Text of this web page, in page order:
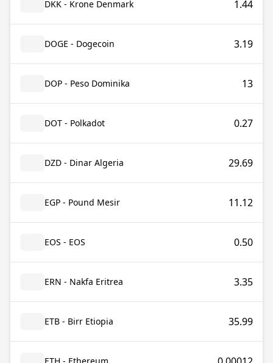
DKK - Krone Denmark 1.44
DOGE - Dogecoin 3.19
DOP - Peso Dominika 13
DOT - Polkadot 0.27
DZD - Dinar Algeria 29.69
EGP - Pound Mesir 11.12
EOS - EOS 0.50
ERN - Nakfa Eritrea 3.35
ETB - Birr Etiopia 35.99